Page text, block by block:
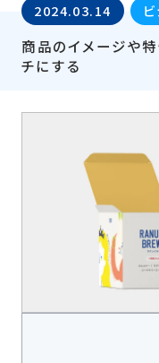
2024.03.14
商品のイメージや
チにする